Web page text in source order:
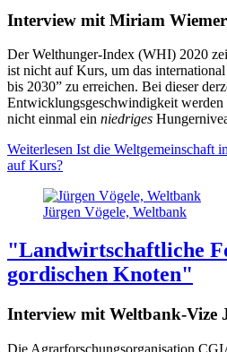
Interview mit Miriam
Der Welthunger-Index (WHI) 2020
ist nicht auf Kurs, um das
bis 2030” zu erreichen. Bei dieser
Entwicklungsgeschwindigkeit
nicht einmal ein niedriges
Weiterlesen Ist die Weltgemeinschaft
auf Kurs?
Jürgen Vögele, Weltbank
"Landwirtschaftliche
gordischen Knoten"
Interview mit Weltbank-Vize
Die Agrarforschungsorganisation